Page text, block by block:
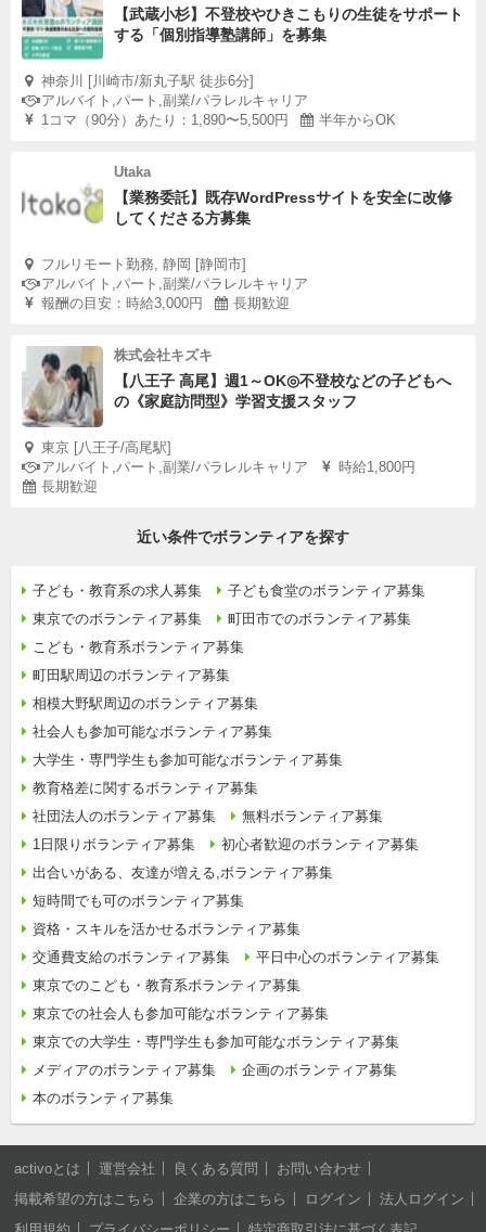
【武蔵小杉】不登校やひきこもりの生徒をサポート
する「個別指導塾講師」を募集
神奈川 [川崎市/新丸子駅 徒歩6分]
アルバイト,パート,副業/パラレルキャリア
1コマ（90分）あたり：1,890〜5,500円
半年からOK
Utaka
【業務委託】既存WordPressサイトを安全に改修
してくださる方募集
フルリモート勤務, 静岡 [静岡市]
アルバイト,パート,副業/パラレルキャリア
報酬の目安：時給3,000円
長期歓迎
株式会社キズキ
【八王子 高尾】週1～OK◎不登校などの子どもへ
の《家庭訪問型》学習支援スタッフ
東京 [八王子/高尾駅]
アルバイト,パート,副業/パラレルキャリア
時給1,800円
長期歓迎
近い条件でボランティアを探す
子ども・教育系の求人募集
子ども食堂のボランティア募集
東京でのボランティア募集
町田市でのボランティア募集
こども・教育系ボランティア募集
町田駅周辺のボランティア募集
相模大野駅周辺のボランティア募集
社会人も参加可能なボランティア募集
大学生・専門学生も参加可能なボランティア募集
教育格差に関するボランティア募集
社団法人のボランティア募集
無料ボランティア募集
1日限りボランティア募集
初心者歓迎のボランティア募集
出合いがある、友達が増える,ボランティア募集
短時間でも可のボランティア募集
資格・スキルを活かせるボランティア募集
交通費支給のボランティア募集
平日中心のボランティア募集
東京でのこども・教育系ボランティア募集
東京での社会人も参加可能なボランティア募集
東京での大学生・専門学生も参加可能なボランティア募集
メディアのボランティア募集
企画のボランティア募集
本のボランティア募集
activoとは 運営会社 良くある質問
お問い合わせ
掲載希望の方はこちら
企業の方はこちら ログイン
法人ログイン